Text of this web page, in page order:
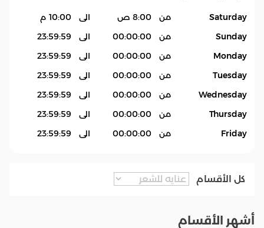
Saturday من 8:00 ص الى
10:00 م
Sunday
من 00:00:00 الى
23:59:59
Monday
من 00:00:00 الى
23:59:59
Tuesday
من 00:00:00 الى
23:59:59
Wednesday
من 00:00:00 الى
23:59:59
Thursday
من 00:00:00 الى
23:59:59
Friday
من 00:00:00 الى 23:59:59
كل الأقسام
أشهر الأقسام